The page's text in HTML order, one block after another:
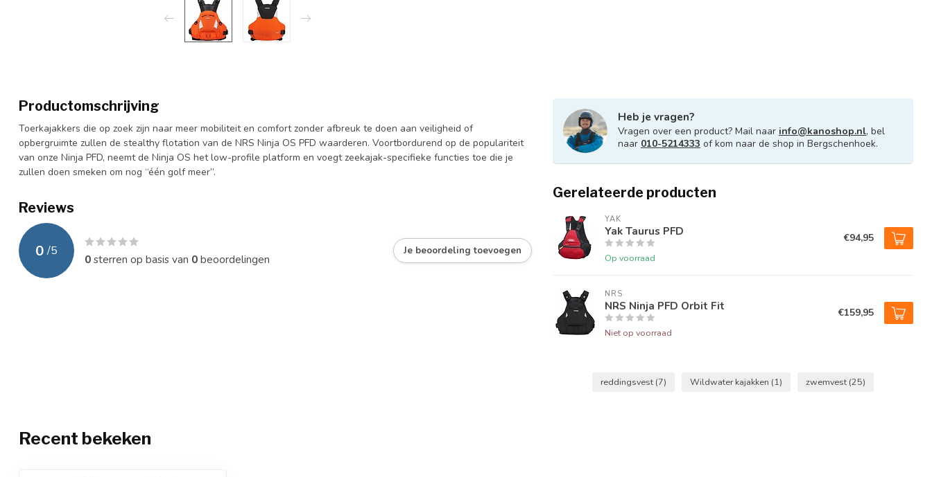
Productomschrijving
Toerkajakkers die op zoek zijn naar meer mobiliteit en comfort zonder afbreuk te doen aan veiligheid of
opbergruimte zullen de stealthy flotation van de NRS Ninja OS PFD waarderen. Voortbordurend op de populariteit
van onze Ninja PFD, neemt de Ninja OS het low-profile platform en voegt zeekajak-specifieke functies toe die je
zullen doen smeken om nog “één golf meer”.
Reviews
0 /5
0sterren op basis van 0beoordelingen
Je beoordeling toevoegen
Heb je vragen?
Vragen over een product? Mail naar info@kanoshop.nl, bel
naar 010-5214333 of kom naar de shop in Bergschenhoek.
Gerelateerde producten
YAK
Yak Taurus PFD
Op voorraad
€94,95
NRS
NRS Ninja PFD Orbit Fit
Niet op voorraad
€159,95
reddingsvest (7) Wildwater kajakken (1) zwemvest (25)
Recent bekeken